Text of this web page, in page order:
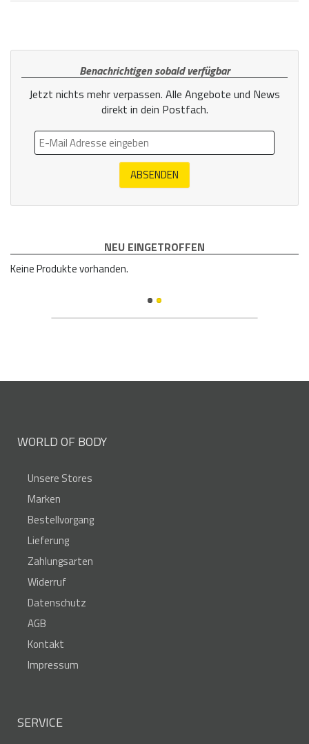
Benachrichtigen sobald verfügbar
Jetzt nichts mehr verpassen. Alle Angebote und News
direkt in dein Postfach.
ABSENDEN
NEU EINGETROFFEN
Keine Produkte vorhanden.
WORLD OF BODY
Unsere Stores
Marken
Bestellvorgang
Lieferung
Zahlungsarten
Widerruf
Datenschutz
AGB
Kontakt
Impressum
SERVICE